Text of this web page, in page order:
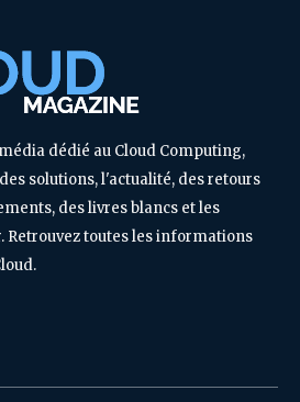
dédié au Cloud Computing,
solutions, l'actualité, des retours
des livres blancs et les
Retrouvez toutes les informations